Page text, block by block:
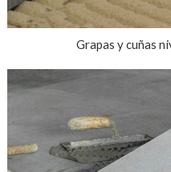
Grapas y cuñas